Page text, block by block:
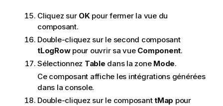
Cliquez sur OKpour fermer la vue du
composant.
Double-cliquez sur le second composant
tLogRowpour ouvrir sa vue Component.
Sélectionnez Table dans la zone Mode.
Ce composant affiche les intégrations générées
dans la console.
Double-cliquez sur le composanttMap pour